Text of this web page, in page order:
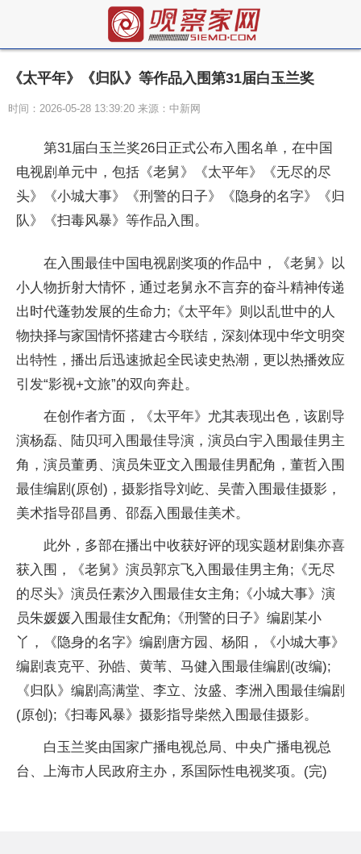
《太平年》《归队》等作品入围第31届白玉兰奖
时间：2026-05-28 13:39:20 来源：中新网
第31届白玉兰奖26日正式公布入围名单，在中国
电视剧单元中，包括《老舅》《太平年》《无尽的尽
头》《小城大事》《刑警的日子》《隐身的名字》《归
队》《扫毒风暴》等作品入围。
在入围最佳中国电视剧奖项的作品中，《老舅》以
小人物折射大情怀，通过老舅永不言弃的奋斗精神传递
出时代蓬勃发展的生命力;《太平年》则以乱世中的人
物抉择与家国情怀搭建古今联结，深刻体现中华文明突
出特性，播出后迅速掀起全民读史热潮，更以热播效应
引发“影视+文旅”的双向奔赴。
在创作者方面，《太平年》尤其表现出色，该剧导
演杨磊、陆贝珂入围最佳导演，演员白宇入围最佳男主
角，演员董勇、演员朱亚文入围最佳男配角，董哲入围
最佳编剧(原创)，摄影指导刘屹、吴蕾入围最佳摄影，
美术指导邵昌勇、邵磊入围最佳美术。
此外，多部在播出中收获好评的现实题材剧集亦喜
获入围，《老舅》演员郭京飞入围最佳男主角;《无尽
的尽头》演员任素汐入围最佳女主角;《小城大事》演
员朱媛媛入围最佳女配角;《刑警的日子》编剧某小
丫，《隐身的名字》编剧唐方园、杨阳，《小城大事》
编剧袁克平、孙皓、黄苇、马健入围最佳编剧(改编);
《归队》编剧高满堂、李立、汝盛、李洲入围最佳编剧
(原创);《扫毒风暴》摄影指导柴然入围最佳摄影。
白玉兰奖由国家广播电视总局、中央广播电视总
台、上海市人民政府主办，系国际性电视奖项。(完)